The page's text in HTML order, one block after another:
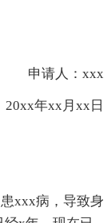
申请人：xxx
年xx月xx日
xxx病，导致身